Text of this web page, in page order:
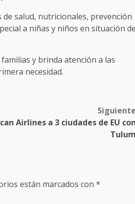
salud, nutricionales, prevención
a niñas y niños en situación de
y brinda atención a las
necesidad.
Siguiente
Airlines a 3 ciudades de EU con
Tulum
están marcados con *